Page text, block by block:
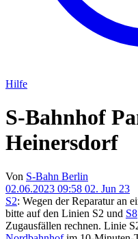
Hilfe
S-Bahnhof
Heinersdorf
Von S-Bahn Berlin
02.06.2023 09:58 02. Jun 23
S2: Wegen der Reparatur an
bitte auf den Linien S2 und S8
Zugausfällen rechnen. Linie